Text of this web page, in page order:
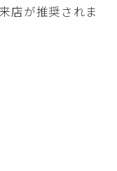
店が推奨されま